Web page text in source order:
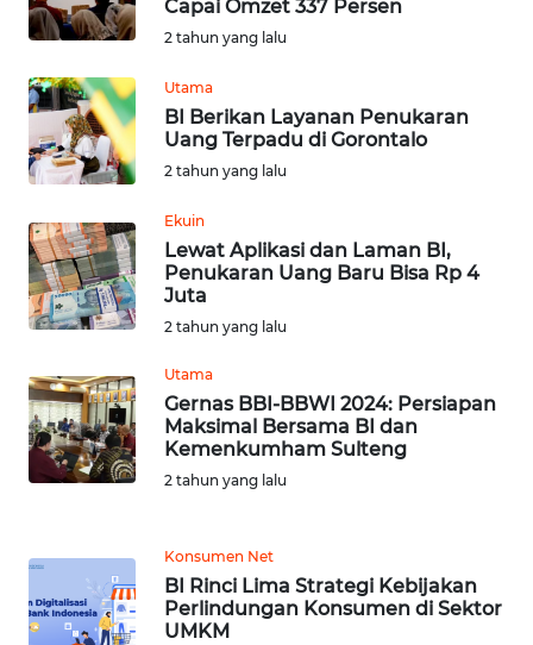
Capai Omzet 337 Persen
2 tahun yang lalu
Utama
BI Berikan Layanan Penukaran
Uang Terpadu di Gorontalo
2 tahun yang lalu
Ekuin
Lewat Aplikasi dan Laman BI,
Penukaran Uang Baru Bisa Rp 4
Juta
2 tahun yang lalu
Utama
Gernas BBI-BBWI 2024: Persiapan
Maksimal Bersama BI dan
Kemenkumham Sulteng
2 tahun yang lalu
Konsumen Net
BI Rinci Lima Strategi Kebijakan
Perlindungan Konsumen di Sektor
UMKM
DAIRI
WN
DANAU
WN
NIAS
LANGKAT
WN
TAPANULI
SELATAN
TANJUNG
LESUNG